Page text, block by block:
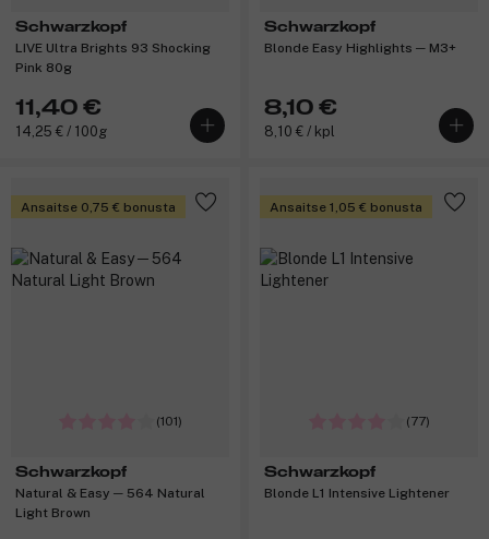
Schwarzkopf
LIVE Ultra Brights 93 Shocking
Pink 80g
11,40 €
14,25 € / 100g
Schwarzkopf
Blonde Easy Highlights ─ M3+
8,10 €
8,10 € / kpl
Ansaitse 0,75 € bonusta
(101)
Schwarzkopf
Natural & Easy ─ 564 Natural
Light Brown
Ansaitse 1,05 € bonusta
(77)
Schwarzkopf
Blonde L1 Intensive Lightener